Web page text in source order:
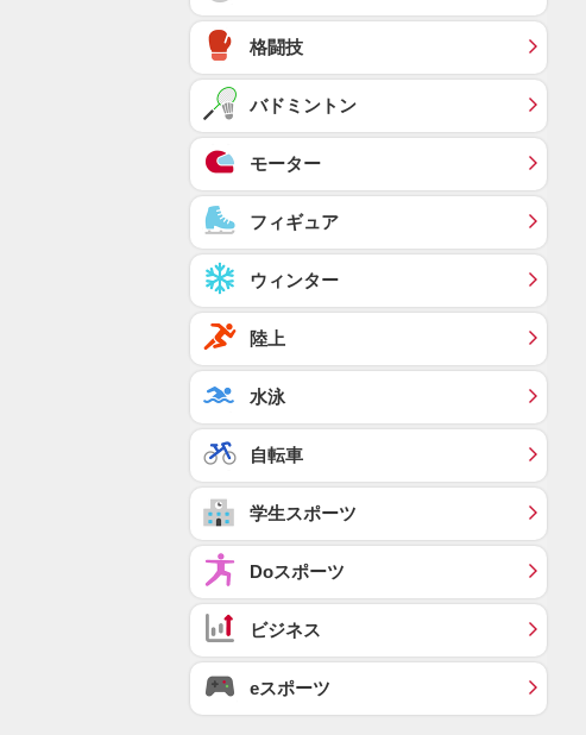
格闘技
バドミントン
モーター
フィギュア
ウィンター
陸上
水泳
自転車
学生スポーツ
Doスポーツ
ビジネス
eスポーツ